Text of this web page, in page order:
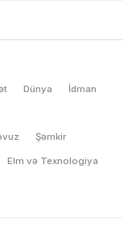
Dünya İdman
Şəmkir
Elm və Texnologiya